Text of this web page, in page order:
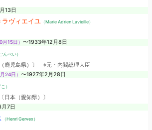
13日
ラヴィエイユ（Marie Adrien Lavieille）
月15日） 〜1933年12月8日
んべい）
鹿児島県）〕 ※元・内閣総理大臣
24日） 〜1927年2月28日
）
日本（愛知県）〕
7日
（Henri Gervex）